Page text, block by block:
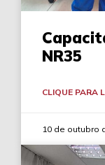
NR35
CLIQUE PARA
10 de outubro